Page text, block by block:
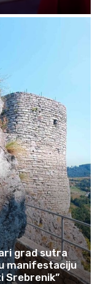
grad sutra
manifestaciju
Srebrenik”